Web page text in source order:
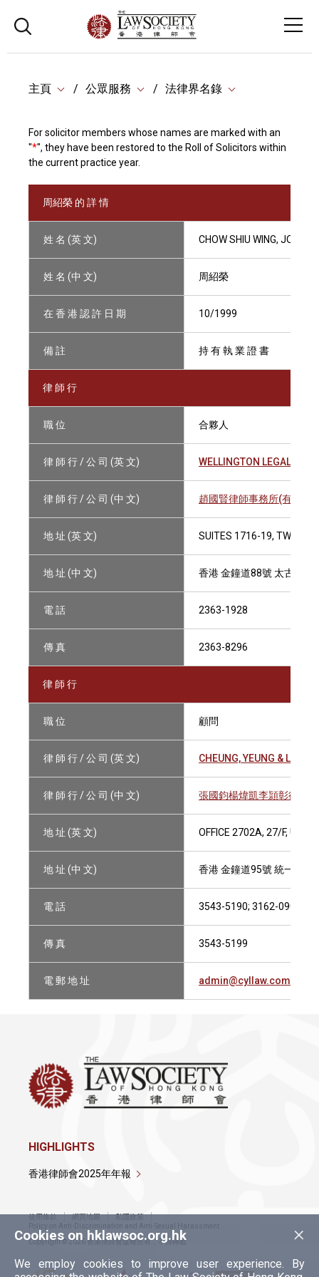
主頁 公眾服務 法律界名錄
For solicitor members whose names are marked with an
"*", they have been restored to the Roll of Solicitors within
the current practice year.
周紹榮 的 詳 情
姓 名 (英 文) CHOW SHIU WING, JOSEPH
姓 名 (中 文) 周紹榮
在 香 港 認 許 日 期 10/1999
備 註 持 有 執 業 證 書
律 師 行
職 位 合夥人
律 師 行 / 公 司 (英 文) WELLINGTON LEGAL LLP
律 師 行 / 公 司 (中 文) 趙國賢律師事務所(有限法
地 址 (英 文) SUITES 1716-19, TWO
地 址 (中 文) 香港 金鐘道88號 太古廣場
電 話 2363-1928
傳 真 2363-8296
律 師 行
職 位 顧問
律 師 行 / 公 司 (英 文) CHEUNG, YEUNG & LEE,
律 師 行 / 公 司 (中 文) 張國鈞楊煒凱李頴彰律師
地 址 (英 文) OFFICE 2702A, 27/F,
地 址 (中 文) 香港 金鐘道95號 統一中心
電 話 3543-5190; 3162-0900
傳 真 3543-5199
電 郵 地 址 admin@cyllaw.com
×
Cookies on hklawsoc.org.hk
We employ cookies to improve user experience. By
HIGHLIGHTS
香港律師會2025年年報
使用條款 網頁地圖
私隱政策
Policy on Anti-Discrimination and Anti-Sexual Harassment
Copyright © 2026 香港律師會版權所有，不得轉載